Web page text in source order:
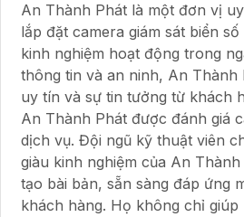
An Thành Phát là một đơn vị
lắp đặt camera giám sát biển
kinh nghiệm hoạt động trong
thông tin và an ninh, An Thành
uy tín và sự tin tưởng từ khách
An Thành Phát được đánh giá
dịch vụ. Đội ngũ kỹ thuật viên
giàu kinh nghiệm của An
tạo bài bản, sẵn sàng đáp ứng
khách hàng. Họ không chỉ